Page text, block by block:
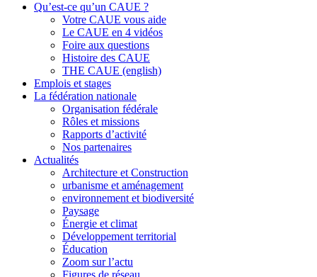
Qu’est-ce qu’un CAUE ?
Votre CAUE vous aide
Le CAUE en 4 vidéos
Foire aux questions
Histoire des CAUE
THE CAUE (english)
Emplois et stages
La fédération nationale
Organisation fédérale
Rôles et missions
Rapports d’activité
Nos partenaires
Actualités
Architecture et Construction
urbanisme et aménagement
environnement et biodiversité
Paysage
Énergie et climat
Développement territorial
Éducation
Zoom sur l’actu
Figures de réseau